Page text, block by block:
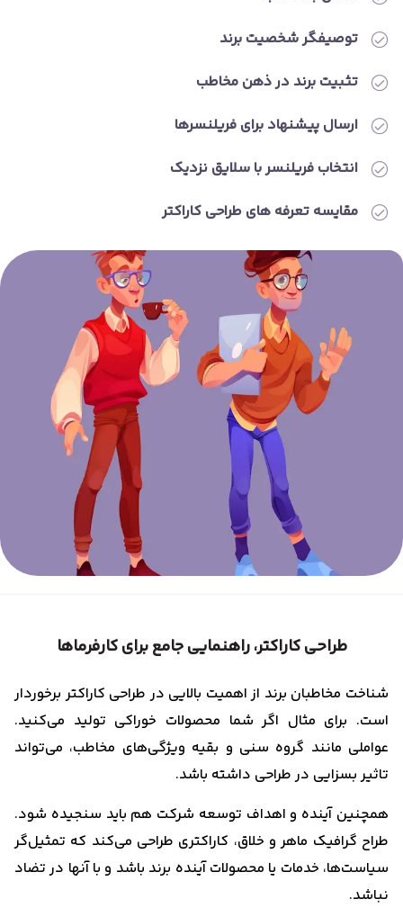
توصیفگر شخصیت برند
تثبیت برند در ذهن مخاطب
ارسال پیشنهاد برای فریلنسرها
انتخاب فریلنسر با سلایق نزدیک
مقایسه تعرفه های طراحی کاراکتر
طراحی کاراکتر، راهنمایی جامع برای کارفرماها
شناخت مخاطبان برند از اهمیت بالایی در طراحی کاراکتر برخوردار
است. برای مثال اگر شما محصولات خوراکی تولید می‌کنید.
عواملی مانند گروه سنی و بقیه ویژگی‌های مخاطب، می‌تواند
تاثیر بسزایی در طراحی داشته باشد.
همچنین آینده و اهداف توسعه شرکت هم باید سنجیده شود.
طراح گرافیک ماهر و خلاق، کاراکتری طراحی می‌کند که تمثیل‌گر
سیاست‌ها، خدمات یا محصولات آینده برند باشد و با آنها در تضاد
نباشد.